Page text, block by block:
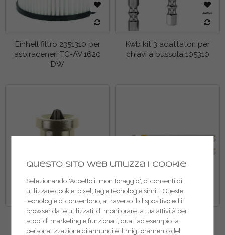
Einhell filtro 2351310 per
aspiraceneri TC-AV 1620
DW
Kwb kit 3 adattatori per
chiavi a bussola 105310
Kwb inserti con arresto di
profondità 104610
Kwb lame per seghetto
alternativo per legno
Questo sito web utilizza i cookie
Selezionando "Accetto il monitoraggio", ci consenti di
utilizzare cookie, pixel, tag e tecnologie simili. Queste
tecnologie ci consentono, attraverso il dispositivo ed il
browser da te utilizzati, di monitorare la tua attività per
scopi di marketing e funzionali, quali ad esempio la
personalizzazione di annunci e il miglioramento del